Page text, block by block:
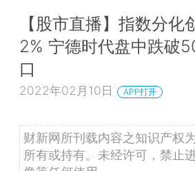
【股市直播】指数分化
2% 宁德时代盘中跌破
口
2022年02月10日 APP打开
财新网所刊载内容之知识产权
所有或持有。未经许可，禁止